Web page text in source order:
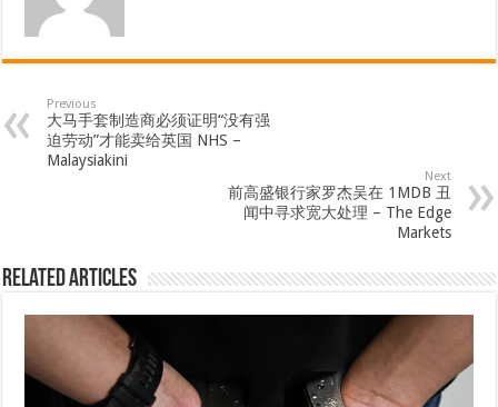
Previous
大马手套制造商必须证明“没有强
迫劳动”才能卖给英国 NHS –
Malaysiakini
Next
前高盛银行家罗杰吴在 1MDB 丑
闻中寻求宽大处理 – The Edge
Markets
Related Articles